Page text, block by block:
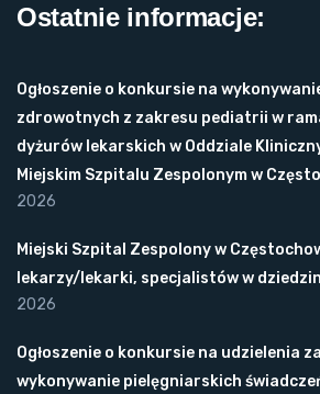
Ostatnie informacje:
Ogłoszenie o konkursie na
zdrowotnych z zakresu pediatrii w
dyżurów lekarskich w Oddziale
Miejskim Szpitalu Zespolonym w
2026
Miejski Szpital Zespolony w
lekarzy/lekarki, specjalistów w
2026
Ogłoszenie o konkursie na udzielenia
wykonywanie pielęgniarskich